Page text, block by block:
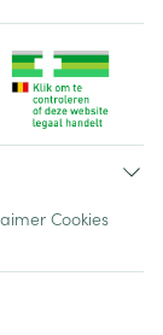
Cookies